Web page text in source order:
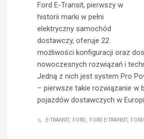
Ford E-Transit, pierwszy w
historii marki w pełni
elektryczny samochód
dostawczy, oferuje 22
możliwości konfiguracji oraz
nowoczesnych rozwiązań i
Jedną z nich jest system Pro
– pierwsze takie rozwiązanie w
pojazdów dostawczych w
E-TRANSIT FORD FORD E-TRANSIT